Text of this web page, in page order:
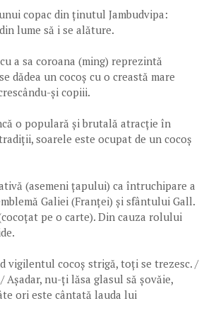
copac din ținutul Jambudvipa:
lume să i se alăture.
a sa coroana (ming) reprezintă
dădea un cocoș cu o creastă mare
și copiii.
o populară și brutală atracție în
soarele este ocupat de un cocoș
(asemeni țapului) ca întruchipare a
Galiei (Franței) și sfântului Gall.
pe o carte). Din cauza rolului
vigilentul cocoș strigă, toți se trezesc. /
nu-ți lăsa glasul să șovăie,
ori este cântată lauda lui